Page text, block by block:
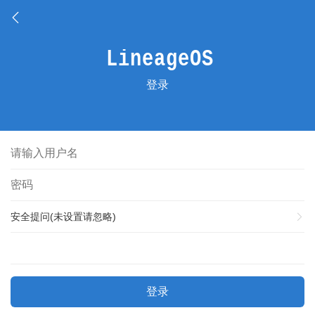
登录
安全提问(未设置请忽略)
登录